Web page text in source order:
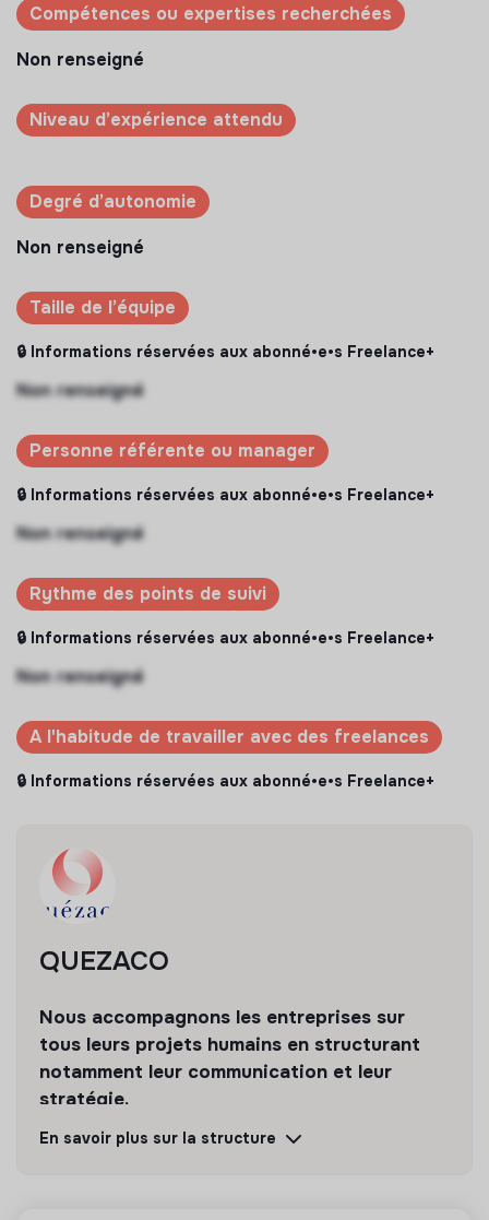
Compétences ou expertises recherchées
Non renseigné
Niveau d’expérience attendu
Degré d’autonomie
Non renseigné
Taille de l’équipe
🔒 Informations réservées aux abonné•e•s Freelance+
Non renseigné
Personne référente ou manager
🔒 Informations réservées aux abonné•e•s Freelance+
Non renseigné
Rythme des points de suivi
🔒 Informations réservées aux abonné•e•s Freelance+
Non renseigné
A l'habitude de travailler avec des freelances
🔒 Informations réservées aux abonné•e•s Freelance+
QUEZACO
Nous accompagnons les entreprises sur
tous leurs projets humains en structurant
notamment leur communication et leur
stratégie.
Découvrir Suivre
En savoir plus sur la structure